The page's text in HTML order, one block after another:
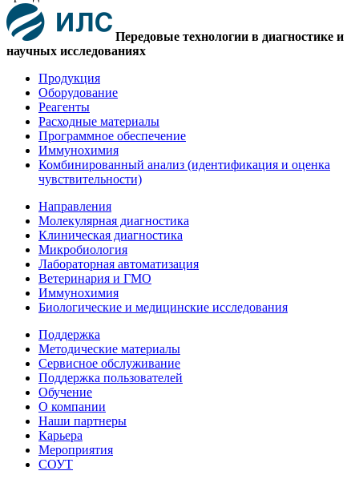
Передовые технологии в диагностике и
научных исследованиях
Продукция
Оборудование
Реагенты
Расходные материалы
Программное обеспечение
Иммунохимия
Комбинированный анализ (идентификация и оценка
чувствительности)
Направления
Молекулярная диагностика
Клиническая диагностика
Микробиология
Лабораторная автоматизация
Ветеринария и ГМО
Иммунохимия
Биологические и медицинские исследования
Поддержка
Методические материалы
Сервисное обслуживание
Поддержка пользователей
Обучение
О компании
Наши партнеры
Карьера
Мероприятия
СОУТ